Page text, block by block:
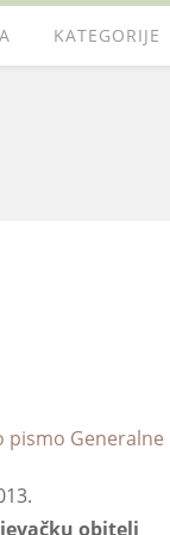
KATEGORIJE
pismo
obitelj